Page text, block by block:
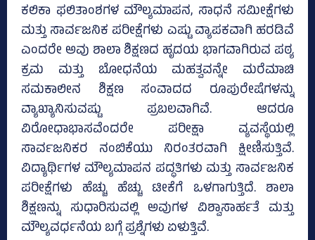
ಕಲಿಕಾ ಫಲಿತಾಂಶಗಳ ಮೌಲ್ಯಮಾಪನ, ಸಾಧನೆ ಸಮೀಕ್ಷೆಗಳು
ಮತ್ತು ಸಾರ್ವಜನಿಕ ಪರೀಕ್ಷೆಗಳು ಎಷ್ಟು ವ್ಯಾಪಕವಾಗಿ ಹರಡಿವೆ
ಎಂದರೇ ಅವು ಶಾಲಾ ಶಿಕ್ಷಣದ ಹೃದಯ ಭಾಗವಾಗಿರುವ ಪಠ್ಯ
ಕ್ರಮ ಮತ್ತು ಬೋಧನೆಯ ಮಹತ್ವವನ್ನೇ ಮರೆಮಾಚಿ
ಸಮಕಾಲೀನ ಶಿಕ್ಷಣ ಸಂವಾದದ ರೂಪುರೇಷೆಗಳನ್ನು
ವ್ಯಾಖ್ಯಾನಿಸುವಷ್ಟು ಪ್ರಬಲವಾಗಿವೆ. ಆದರೂ
ವಿರೋಧಾಭಾಸವೆಂದರೇ ಪರೀಕ್ಷಾ ವ್ಯವಸ್ಥೆಯಲ್ಲಿ
ಸಾರ್ವಜನಿಕರ ನಂಬಿಕೆಯು ನಿರಂತರವಾಗಿ ಕ್ಷೀಣಿಸುತ್ತಿವೆ.
ವಿದ್ಯಾರ್ಥಿಗಳ ಮೌಲ್ಯಮಾಪನ ಪದ್ಧತಿಗಳು ಮತ್ತು ಸಾರ್ವಜನಿಕ
ಪರೀಕ್ಷೆಗಳು ಹೆಚ್ಚು ಹೆಚ್ಚು ಟೀಕೆಗೆ ಒಳಗಾಗುತ್ತಿದೆ. ಶಾಲಾ
ಶಿಕ್ಷಣನ್ನು ಸುಧಾರಿಸುವಲ್ಲಿ ಅವುಗಳ ವಿಶ್ವಾಸಾರ್ಹತೆ ಮತ್ತು
ಮೌಲ್ಯವರ್ಧನೆಯ ಬಗ್ಗೆ ಪ್ರಶ್ನೆಗಳು ಏಳುತ್ತಿವೆ.